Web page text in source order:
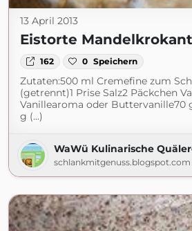
13 April 2013
Eistorte Mandelkrokant
162 0 Speichern
Zutaten:500 ml Cremefine zum
(getrennt)1 Prise Salz2 Päckchen
Vanillearoma oder Buttervanille70
g (...)
WaWü Kulinarische
schlankmitgenuss.blogspot.com